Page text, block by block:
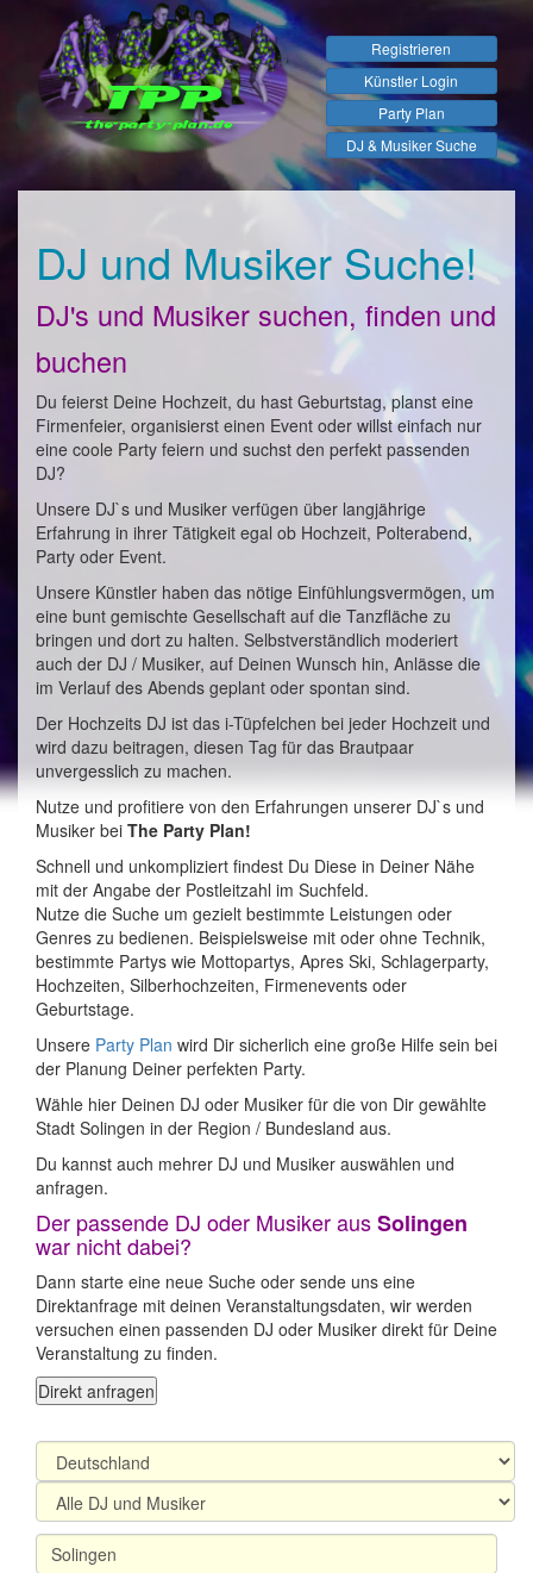
Registrieren
Künstler Login
Party Plan
DJ & Musiker Suche
DJ und Musiker Suche!
DJ's und Musiker suchen, finden und
buchen
Du feierst Deine Hochzeit, du hast Geburtstag, planst eine
Firmenfeier, organisierst einen Event oder willst einfach nur
eine coole Party feiern und suchst den perfekt passenden
DJ?
Unsere DJ`s und Musiker verfügen über langjährige
Erfahrung in ihrer Tätigkeit egal ob Hochzeit, Polterabend,
Party oder Event.
Unsere Künstler haben das nötige Einfühlungsvermögen, um
eine bunt gemischte Gesellschaft auf die Tanzfläche zu
bringen und dort zu halten. Selbstverständlich moderiert
auch der DJ / Musiker, auf Deinen Wunsch hin, Anlässe die
im Verlauf des Abends geplant oder spontan sind.
Der Hochzeits DJ ist das i-Tüpfelchen bei jeder Hochzeit und
wird dazu beitragen, diesen Tag für das Brautpaar
unvergesslich zu machen.
Nutze und profitiere von den Erfahrungen unserer DJ`s und
Musiker bei The Party Plan!
Schnell und unkompliziert findest Du Diese in Deiner Nähe
mit der Angabe der Postleitzahl im Suchfeld.
Nutze die Suche um gezielt bestimmte Leistungen oder
Genres zu bedienen. Beispielsweise mit oder ohne Technik,
bestimmte Partys wie Mottopartys, Apres Ski, Schlagerparty,
Hochzeiten, Silberhochzeiten, Firmenevents oder
Geburtstage.
Unsere Party Plan wird Dir sicherlich eine große Hilfe sein bei
der Planung Deiner perfekten Party.
Wähle hier Deinen DJ oder Musiker für die von Dir gewählte
Stadt Solingen in der Region / Bundesland aus.
Du kannst auch mehrer DJ und Musiker auswählen und
anfragen.
Der passende DJ oder Musiker ausSolingen
war nicht dabei?
Dann starte eine neue Suche oder sende uns eine
Direktanfrage mit deinen Veranstaltungsdaten, wir werden
versuchen einen passenden DJ oder Musiker direkt für Deine
Veranstaltung zu finden.
Direkt anfragen